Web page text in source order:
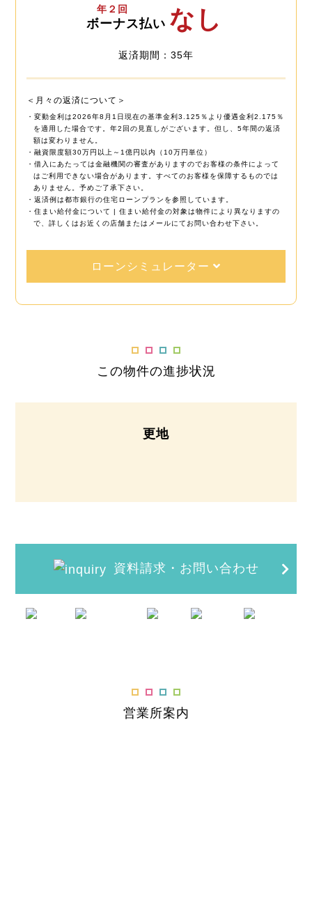
年２回
ボーナス払い なし
返済期間：35年
＜月々の返済について＞
・変動金利は2026年8月1日現在の基準金利3.125％より優遇金利2.175％
を適用した場合です。年2回の見直しがございます。但し、5年間の返済
額は変わりません。
・融資限度額30万円以上～1億円以内（10万円単位）
・借入にあたっては金融機関の審査がありますのでお客様の条件によって
はご利用できない場合があります。すべてのお客様を保障するものでは
ありません。予めご了承下さい。
・返済例は都市銀行の住宅ローンプランを参照しています。
・住まい給付金について | 住まい給付金の対象は物件により異なりますの
で、詳しくはお近くの店舗またはメールにてお問い合わせ下さい。
ローンシミュレーター
この物件の進捗状況
更地
資料請求・お問い合わせ
営業所案内